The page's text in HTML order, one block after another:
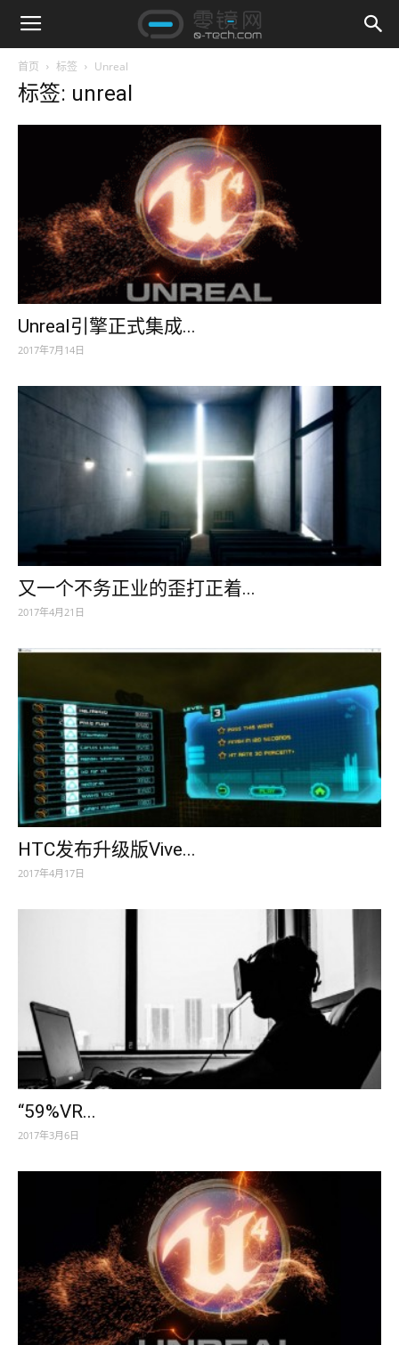
首页 标签 Unreal
标签: unreal
Unreal引擎正式集成...
2017年7月14日
又一个不务正业的歪打正着...
2017年4月21日
HTC发布升级版Vive...
2017年4月17日
“59%VR...
2017年3月6日